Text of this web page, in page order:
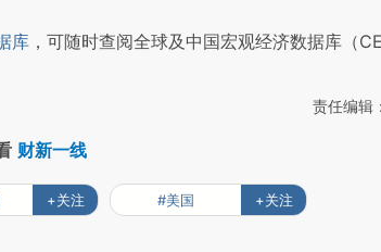
库 ，可随时查阅全球及中国宏观经济数据库（
责任编辑
财新一线
+关注 #美国 +关注